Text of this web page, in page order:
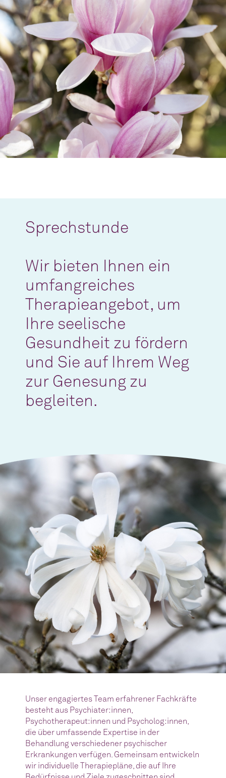
Sprechstunde
Wir bieten Ihnen ein
umfangreiches
Therapieangebot, um
Ihre seelische
Gesundheit zu fördern
und Sie auf Ihrem Weg
zur Genesung zu
begleiten.
Unser engagiertes Team erfahrener Fachkräfte
besteht aus Psychiater:innen,
Psychotherapeut:innen und Psycholog:innen,
die über umfassende Expertise in der
Behandlung verschiedener psychischer
Erkrankungen verfügen. Gemeinsam entwickeln
wir individuelle Therapiepläne, die auf Ihre